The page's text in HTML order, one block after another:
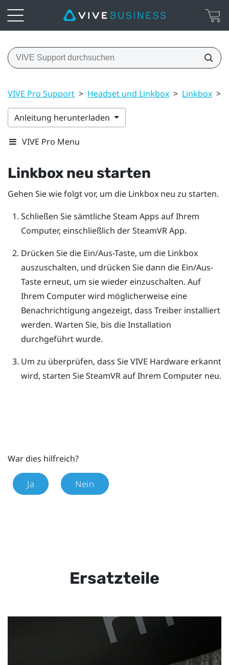
VIVE Pro Support > Headset und Linkbox > Linkbox >
Anleitung herunterladen
VIVE Pro Menu
Linkbox neu starten
Gehen Sie wie folgt vor, um die Linkbox neu zu starten.
Schließen Sie sämtlicheSteam Apps auf Ihrem
Computer, einschließlich derSteamVRApp.
Drücken Sie die Ein/Aus-Taste, um die Linkbox
auszuschalten, und drücken Sie dann die Ein/Aus-
Taste erneut, um sie wieder einzuschalten. Auf
Ihrem Computer wird möglicherweise eine
Benachrichtigung angezeigt, dass Treiber installiert
werden. Warten Sie, bis die Installation
durchgeführt wurde.
Um zu überprüfen, dass SieVIVE Hardware erkannt
wird, starten SieSteamVRauf Ihrem Computer neu.
War dies hilfreich?
Ja Nein
Ersatzteile